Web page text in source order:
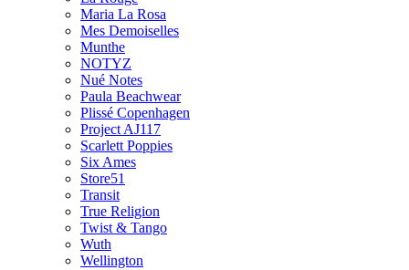
Maria La Rosa
Mes Demoiselles
Munthe
NOTYZ
Nué Notes
Paula Beachwear
Plissé Copenhagen
Project AJ117
Scarlett Poppies
Six Ames
Store51
Transit
True Religion
Twist & Tango
Wuth
Wellington